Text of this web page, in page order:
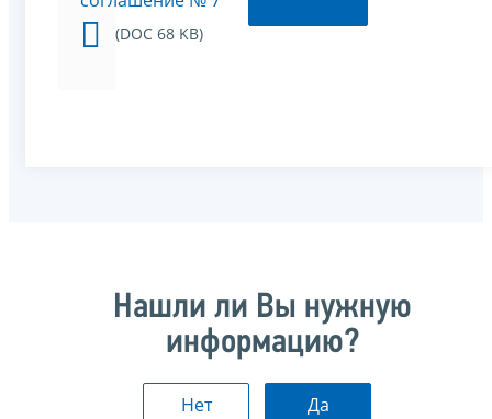
(DOC 68 KB)
Нашли ли Вы нужную
информацию?
Нет Да